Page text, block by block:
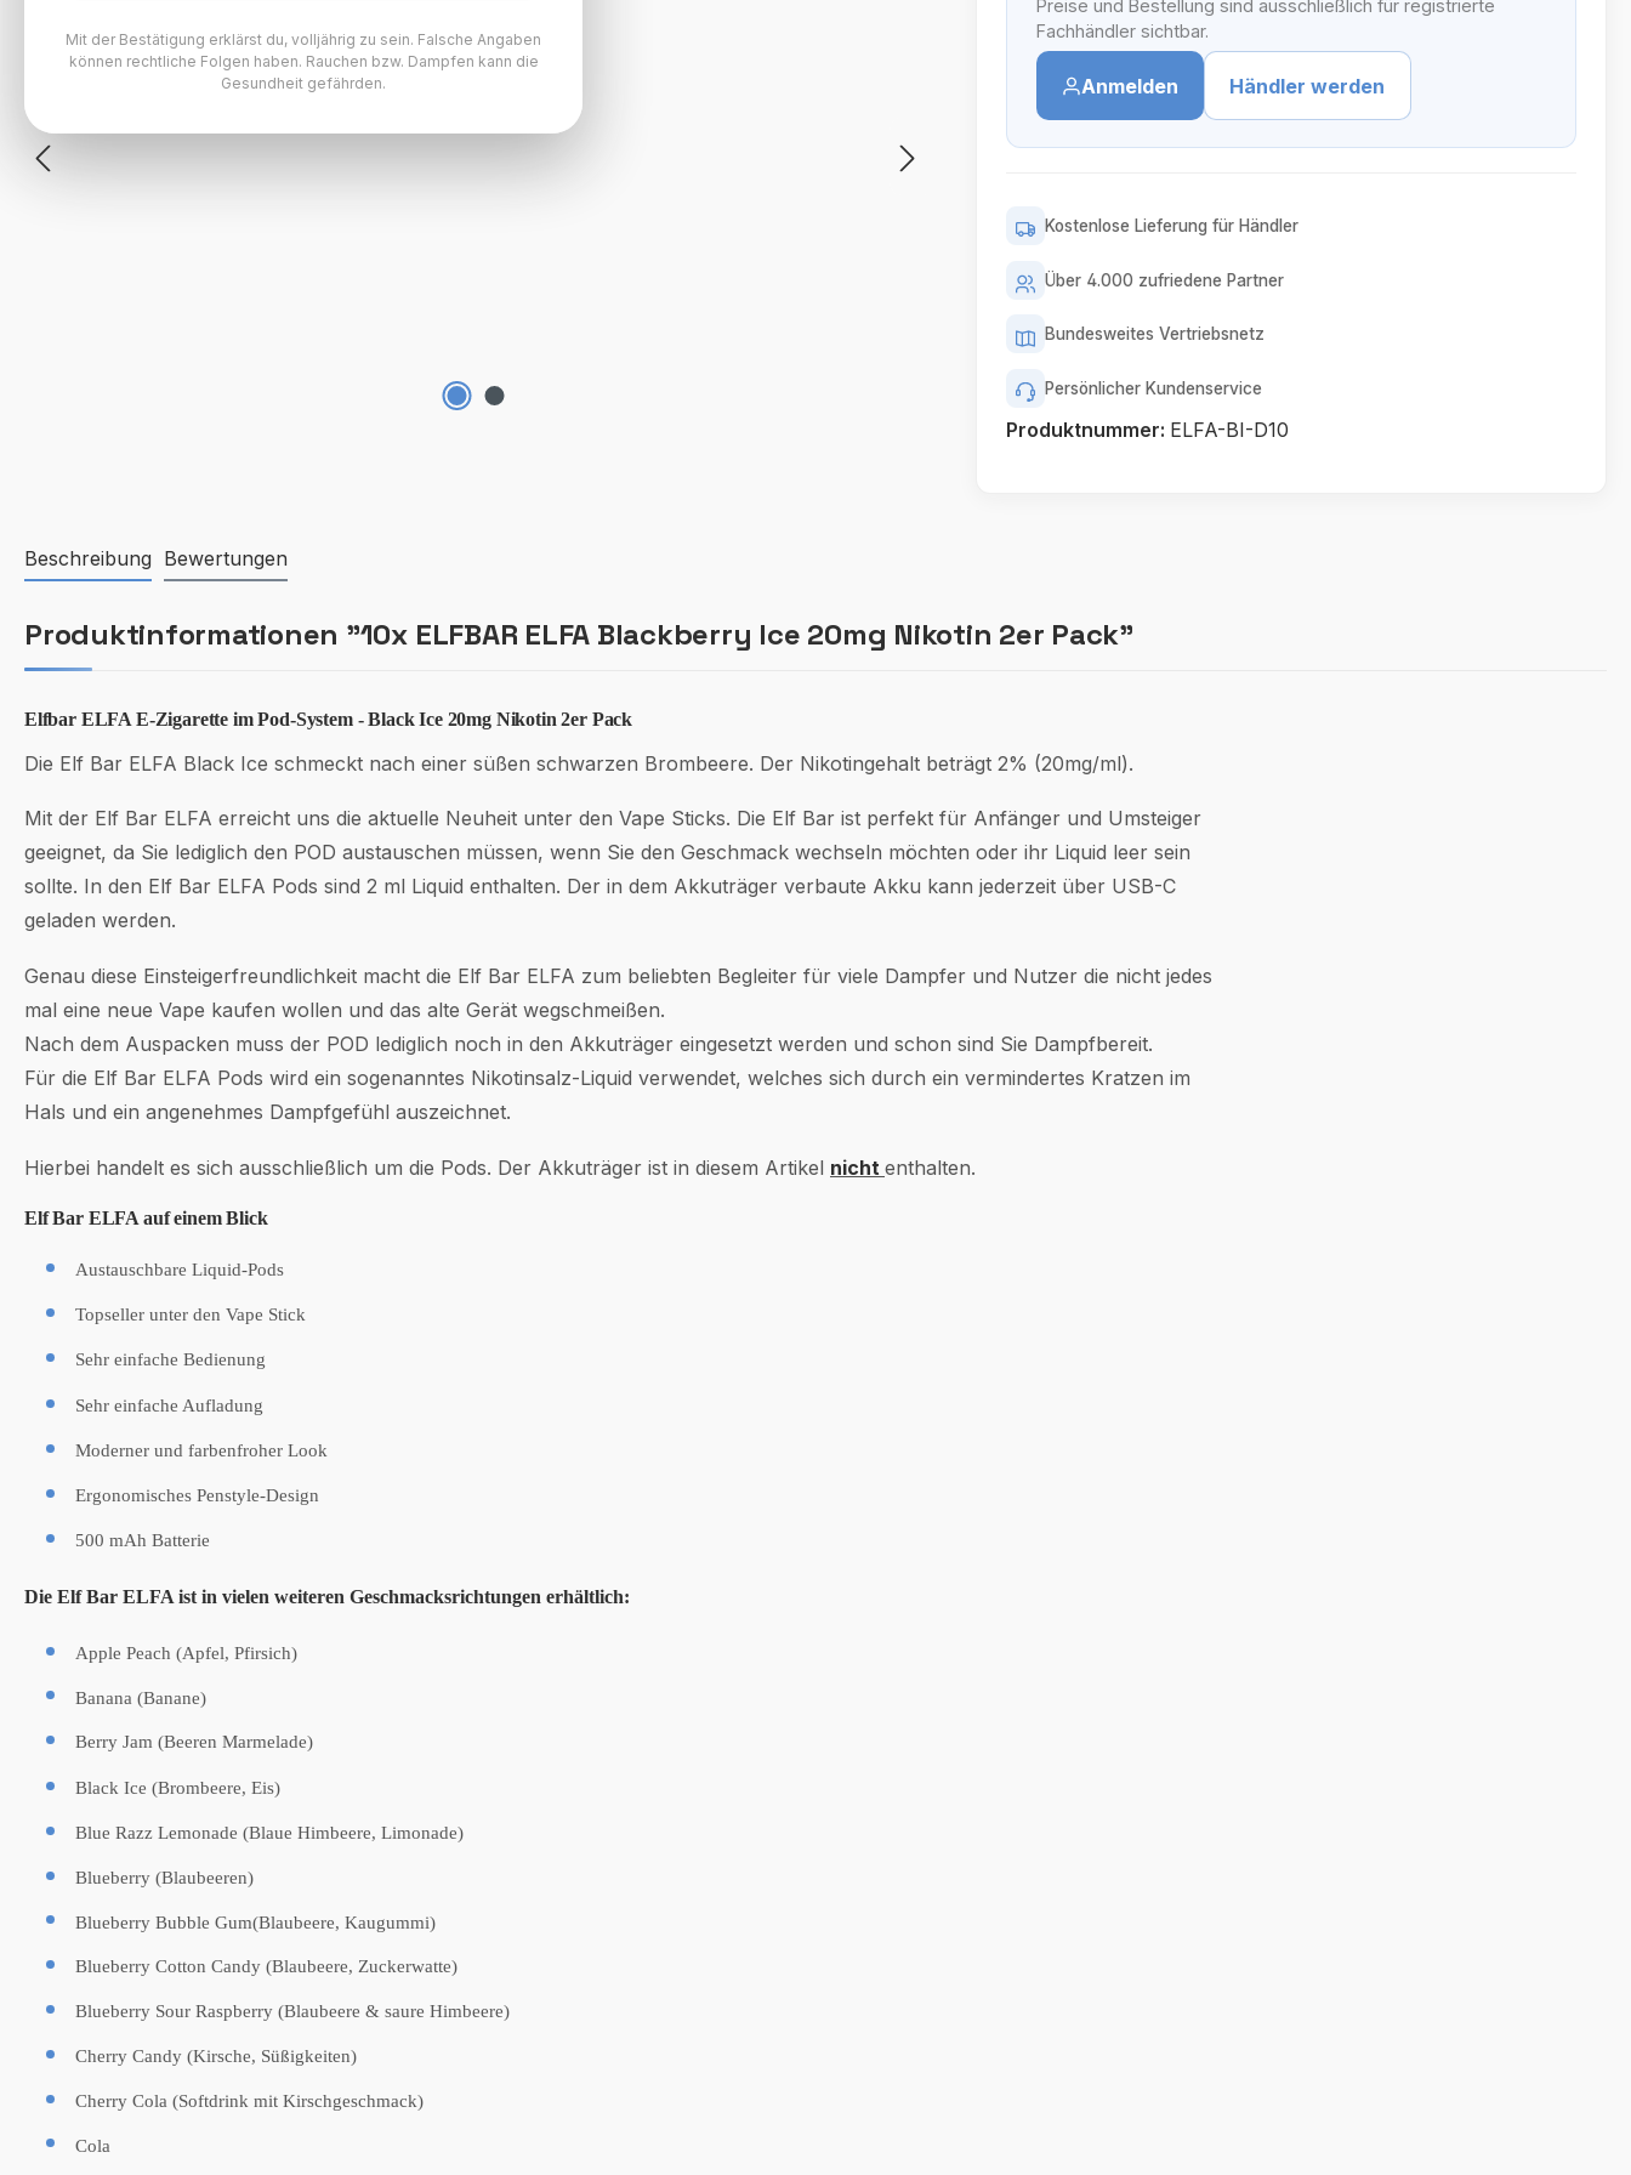
Preise und Bestellung sind ausschließlich für registrierte
Fachhändler sichtbar.
Anmelden Händler werden
Kostenlose Lieferung für Händler
Über 4.000 zufriedene Partner
Bundesweites Vertriebsnetz
Persönlicher Kundenservice
Produktnummer: ELFA-BI-D10
Beschreibung Bewertungen
Produktinformationen "10x ELFBAR ELFA Blackberry Ice 20mg Nikotin 2er Pack"
Elfbar ELFA E-Zigarette im Pod-System - Black Ice 20mg Nikotin 2er Pack
Die Elf Bar ELFA Black Ice schmeckt nach einer süßen schwarzen Brombeere. Der Nikotingehalt beträgt 2% (20mg/ml).
Mit der Elf Bar ELFA erreicht uns die aktuelle Neuheit unter den Vape Sticks. Die Elf Bar ist perfekt für Anfänger und Umsteiger
geeignet, da Sie lediglich den POD austauschen müssen, wenn Sie den Geschmack wechseln möchten oder ihr Liquid leer sein
sollte. In den Elf Bar ELFA Pods sind 2 ml Liquid enthalten. Der in dem Akkuträger verbaute Akku kann jederzeit über USB-C
geladen werden.
Genau diese Einsteigerfreundlichkeit macht die Elf Bar ELFA zum beliebten Begleiter für viele Dampfer und Nutzer die nicht jedes
mal eine neue Vape kaufen wollen und das alte Gerät wegschmeißen.
Nach dem Auspacken muss der POD lediglich noch in den Akkuträger eingesetzt werden und schon sind Sie Dampfbereit.
Für die Elf Bar ELFA Pods wird ein sogenanntes Nikotinsalz-Liquid verwendet, welches sich durch ein vermindertes Kratzen im
Hals und ein angenehmes Dampfgefühl auszeichnet.
Hierbei handelt es sich ausschließlich um die Pods. Der Akkuträger ist in diesem Artikel nicht enthalten.
Elf Bar ELFA auf einem Blick
Austauschbare Liquid-Pods
Topseller unter den Vape Stick
Sehr einfache Bedienung
Sehr einfache Aufladung
Moderner und farbenfroher Look
Ergonomisches Penstyle-Design
500 mAh Batterie
Die Elf Bar ELFA ist in vielen weiteren Geschmacksrichtungen erhältlich:
Apple Peach (Apfel, Pfirsich)
Banana (Banane)
Berry Jam (Beeren Marmelade)
Black Ice (Brombeere, Eis)
Blue Razz Lemonade (Blaue Himbeere, Limonade)
Blueberry (Blaubeeren)
Blueberry Bubble Gum(Blaubeere, Kaugummi)
Blueberry Cotton Candy (Blaubeere, Zuckerwatte)
Blueberry Sour Raspberry (Blaubeere & saure Himbeere)
Cherry Candy (Kirsche, Süßigkeiten)
Cherry Cola (Softdrink mit Kirschgeschmack)
Cola
Mit der Bestätigung erklärst du, volljährig zu sein. Falsche Angaben
können rechtliche Folgen haben. Rauchen bzw. Dampfen kann die
Gesundheit gefährden.